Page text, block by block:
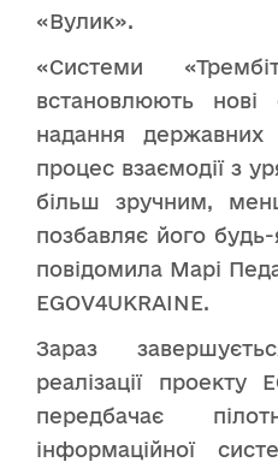
«Вулик».
«Системи
встановлюють нові
надання
процес взаємодії з
більш зручним,
позбавляє його
повідомила Марі
EGOV4UKRAINE.
Зараз
реалізації проекту
передбачає
інформаційної